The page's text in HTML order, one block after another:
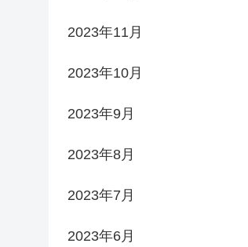
2023年11月
2023年10月
2023年9月
2023年8月
2023年7月
2023年6月